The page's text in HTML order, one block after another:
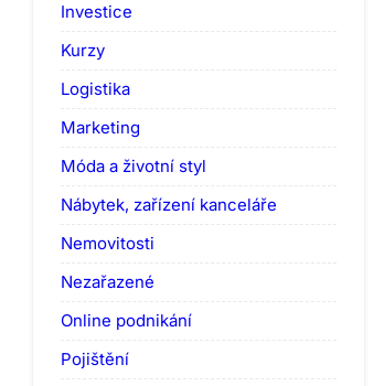
Investice
Kurzy
Logistika
Marketing
Móda a životní styl
Nábytek, zařízení kanceláře
Nemovitosti
Nezařazené
Online podnikání
Pojištění